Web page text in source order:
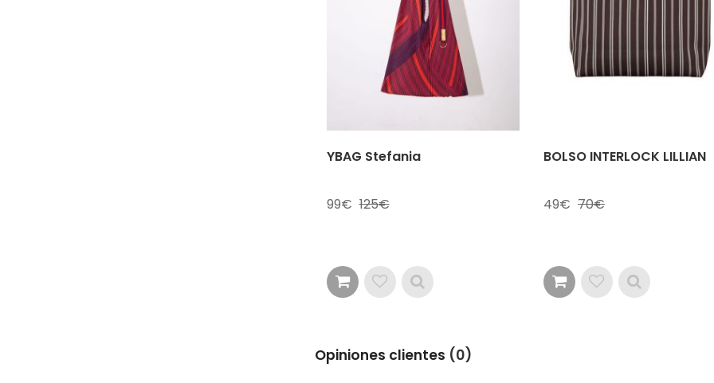
YBAG Stefania
99 125
BOLSO INTERLOCK LILLIAN
49 70
Opiniones clientes (0)